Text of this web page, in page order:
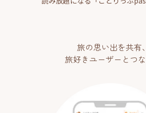
旅の思い出を共有、
旅好きユーザーとつ